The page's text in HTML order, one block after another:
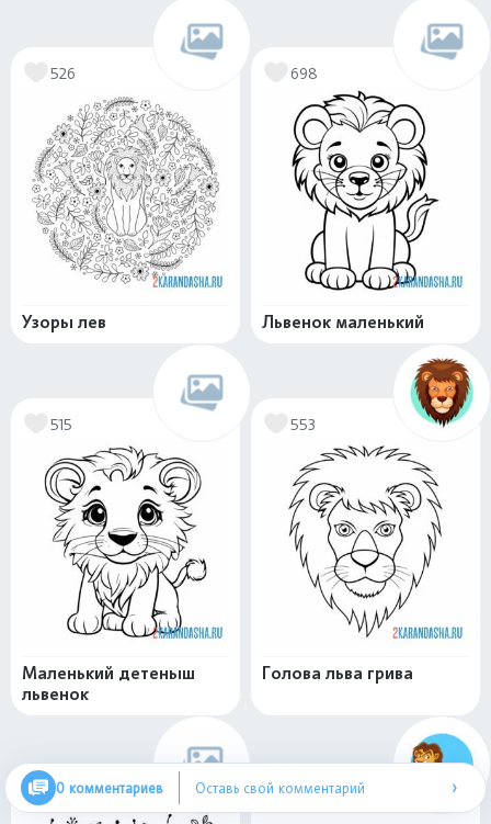
526
Узоры лев
698
Львенок маленький
515
Маленький детеныш
львенок
553
Голова льва грива
307 445
0 комментариев Оставь свой комментарий ›